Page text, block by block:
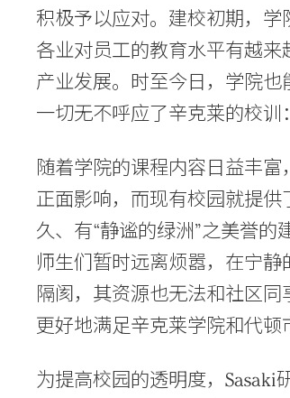
积极予以应对。建校初期，
各业对员工的教育水平有越
产业发展。时至今日，学院
一切无不呼应了辛克莱的校训
随着学院的课程内容日益丰
正面影响，而现有校园就提
久、有“静谧的绿洲”之美誉的
师生们暂时远离烦嚣，在宁
隔阂，其资源也无法和社区
更好地满足辛克莱学院和代顿
为提高校园的透明度，Sasaki
Voices
Search Sasaki